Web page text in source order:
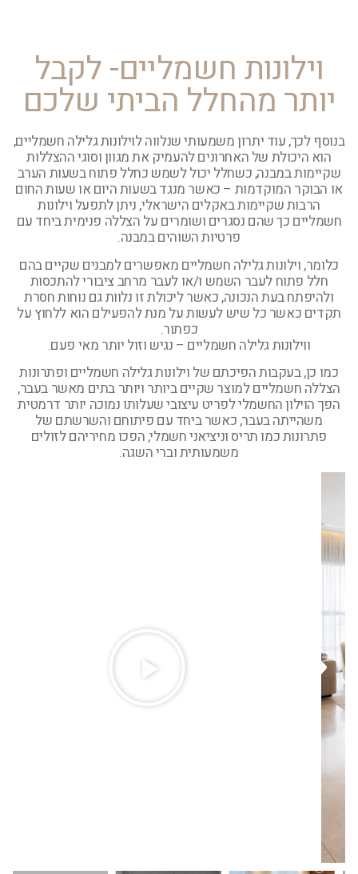
וילונות חשמליים- לקבל
יותר מהחלל הביתי שלכם
בנוסף לכך, עוד יתרון משמעותי שנלווה לוילונות גלילה חשמליים,
הוא היכולת של האחרונים להעמיק את מגוון וסוגי ההצללות
שקיימות במבנה, כשחלל יכול לשמש כחלל פתוח בשעות הערב
או הבוקר המוקדמות – כאשר מנגד בשעות היום או שעות החום
הרבות שקיימות באקלים הישראלי, ניתן לתפעל וילונות
חשמליים כך שהם נסגרים ושומרים על הצללה פנימית ביחד עם
פרטיות השוהים במבנה.
כלומר, וילונות גלילה חשמליים מאפשרים למבנים שקיים בהם
חלל פתוח לעבר השמש ו/או לעבר מרחב ציבורי להתכסות
ולהיפתח בעת הנכונה, כאשר ליכולת זו נלוות גם נוחות חסרת
תקדים כאשר כל שיש לעשות על מנת להפעילם הוא ללחוץ על
כפתור.
ווילונות גלילה חשמליים – נגיש וזול יותר מאי פעם.
כמו כן, בעקבות הפיכתם של וילונות גלילה חשמליים ופתרונות
הצללה חשמליים למוצר שקיים ביותר ויותר בתים מאשר בעבר,
הפך הוילון החשמלי לפריט עיצובי שעלותו נמוכה יותר דרמטית
משהייתה בעבר, כאשר ביחד עם פיתוחם והשרשתם של
פתרונות כמו תריס וניציאני חשמלי, הפכו מחיריהם לזולים
משמעותית וברי השגה.